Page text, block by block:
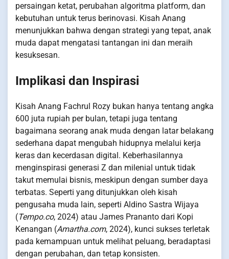
persaingan ketat, perubahan algoritma platform, dan
kebutuhan untuk terus berinovasi. Kisah Anang
menunjukkan bahwa dengan strategi yang tepat, anak
muda dapat mengatasi tantangan ini dan meraih
kesuksesan.
Implikasi dan Inspirasi
Kisah Anang Fachrul Rozy bukan hanya tentang angka
600 juta rupiah per bulan, tetapi juga tentang
bagaimana seorang anak muda dengan latar belakang
sederhana dapat mengubah hidupnya melalui kerja
keras dan kecerdasan digital. Keberhasilannya
menginspirasi generasi Z dan milenial untuk tidak
takut memulai bisnis, meskipun dengan sumber daya
terbatas. Seperti yang ditunjukkan oleh kisah
pengusaha muda lain, seperti Aldino Sastra Wijaya
(Tempo.co, 2024) atau James Prananto dari Kopi
Kenangan (Amartha.com, 2024), kunci sukses terletak
pada kemampuan untuk melihat peluang, beradaptasi
dengan perubahan, dan tetap konsisten.